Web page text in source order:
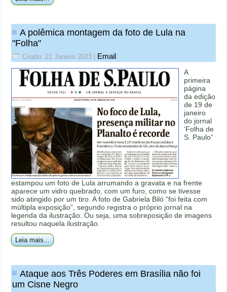
A polêmica montagem da foto de Lula na
"Folha"
Criado: 21 Janeiro 2023 Email
A
primeira
página
da edição
de 19 de
janeiro
do jornal
‘Folha de
S. Paulo”
estampou um foto de Lula arrumando a gravata e na frente
aparece um vidro quebrado, com um furo, como se tivesse
sido atingido por um tiro. A foto de Gabriela Biló “foi feita com
múltipla exposição”, segundo registra o próprio jornal na
legenda da ilustração. Ou seja, uma sobreposição de imagens
resultou naquela ilustração.
Leia mais...
Ataque aos Três Poderes em Brasília não foi
um Cisne Negro